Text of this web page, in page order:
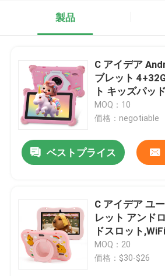
製品
C アイデア
ブレット
ト キッズパッ
APP CM91ピン
MOQ：10
価格：negotiable
ベストプライス
C アイデア ユ
レット アンド
ドスロット
CM66
MOQ：20
価格：$30-$26